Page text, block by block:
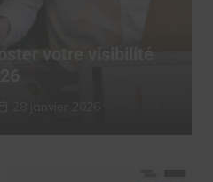
sociaux, depuis